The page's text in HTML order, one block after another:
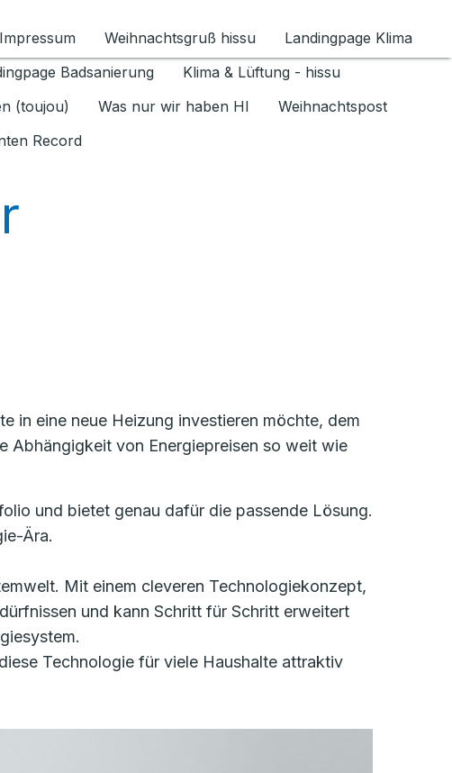
für Datenschutz 1.6.2026 umschalten
Impressum Weihnachtsgruß hissu
Landingpage Klima
Badsanierung
Klima & Lüftung - hissu
(toujou) Was nur wir haben HI
Weihnachtspost
Record
in eine neue Heizung investieren möchte, dem
Abhängigkeit von Energiepreisen so weit wie
und bietet genau dafür die passende Lösung.
Ära.
Mit einem cleveren Technologiekonzept,
und kann Schritt für Schritt erweitert
Technologie für viele Haushalte attraktiv